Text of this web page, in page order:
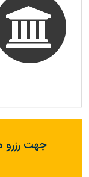
جهت رزرو